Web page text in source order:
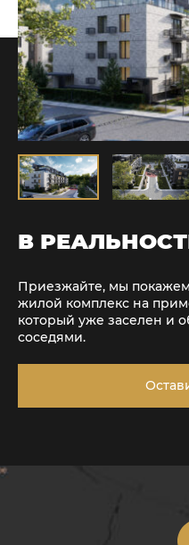
В
Приезжайте, мы
жилой комплекс на
который уже заселен и
соседями.